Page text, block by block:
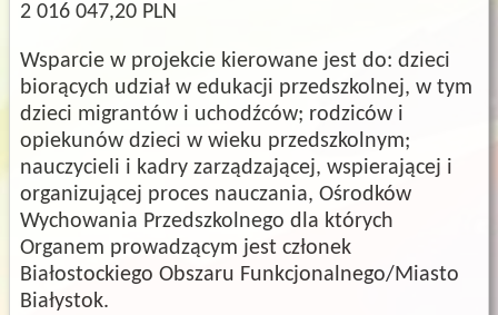
2 016 047,20 PLN
Wsparcie w projekcie kierowane jest do: dzieci
biorących udział w edukacji przedszkolnej, w tym
dzieci migrantów i uchodźców; rodziców i
opiekunów dzieci w wieku przedszkolnym;
nauczycieli i kadry zarządzającej, wspierającej i
organizującej proces nauczania, Ośrodków
Wychowania Przedszkolnego dla których
Organem prowadzącym jest członek
Białostockiego Obszaru Funkcjonalnego/Miasto
Białystok.